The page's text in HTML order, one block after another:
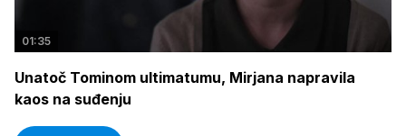
01:35
Unatoč Tominom ultimatumu, Mirjana napravila
kaos na suđenju